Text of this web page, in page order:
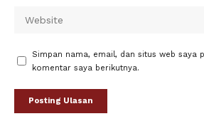
Simpan nama, email, dan situs web saya
komentar saya berikutnya.